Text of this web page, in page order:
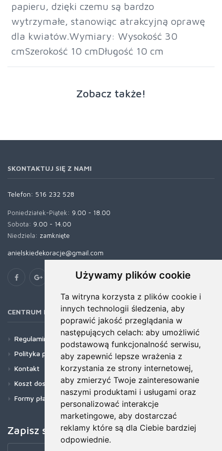
Używamy plików cookie
Ta witryna korzysta z plików cookie i
innych technologii śledzenia, aby
poprawić jakość przeglądania w
następujących celach: aby umożliwić
podstawową funkcjonalność serwisu,
aby zapewnić lepsze wrażenia z
korzystania ze strony internetowej,
aby zmierzyć Twoje zainteresowanie
naszymi produktami i usługami oraz
personalizować interakcje
marketingowe, aby dostarczać
reklamy które są dla Ciebie bardziej
odpowiednie.
papieru, dzięki czemu są bardzo
wytrzymałe, stanowiąc atrakcyjną oprawę
dla kwiatów.Wymiary: Wysokość 30
cmSzerokość 10 cmDługość 10 cm
Zobacz także!
SKONTAKTUJ SIĘ Z NAMI
Telefon: 516 232 528
Poniedziałek-Piątek: 9.00 - 18.00
Sobota: 9.00 - 14.00
Niedziela: zamknięte
anielskiedekoracje@gmail.com
CENTRUM POMOCY
Regulamin
Polityka prywatności
Kontakt
Koszt dostawy
Formy płatności
Zapisz się do newslettera!